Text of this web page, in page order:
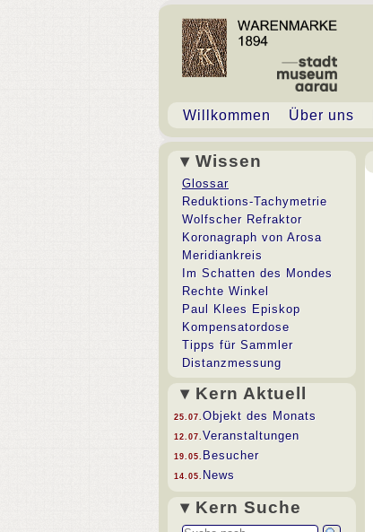
Willkommen Über uns
▾ Wissen
Glossar
Reduktions-Tachymetrie
Wolfscher Refraktor
Koronagraph von Arosa
Meridiankreis
Im Schatten des Mondes
Rechte Winkel
Paul Klees Episkop
Kompensatordose
Tipps für Sammler
Distanzmessung
▾ Kern Aktuell
25.07. Objekt des Monats
12.07. Veranstaltungen
19.05. Besucher
14.05. News
▾ Kern Suche